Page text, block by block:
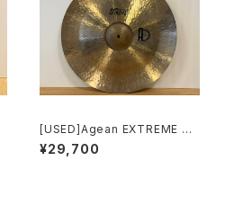
[USED]Agean EXTREME Se
ries 20" China
¥29,700